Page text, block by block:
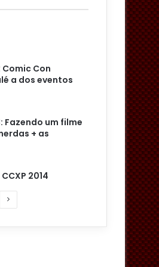
Con
a dos eventos
Fazendo um filme
+ as
2014